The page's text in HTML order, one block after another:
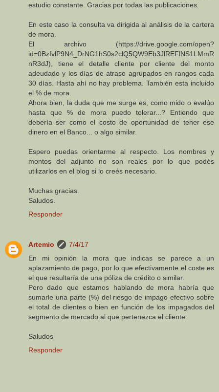
estudio constante. Gracias por todas las publicaciones.
En este caso la consulta va dirigida al análisis de la cartera
de mora.
El archivo (https://drive.google.com/open?
id=0BzfvlP9N4_DrNG1hS0s2clQ5QW9Eb3JlREFlNS1LMmR
nR3dJ), tiene el detalle cliente por cliente del monto
adeudado y los días de atraso agrupados en rangos cada
30 días. Hasta ahí no hay problema. También esta incluido
el % de mora.
Ahora bien, la duda que me surge es, como mido o evalúo
hasta que % de mora puedo tolerar...? Entiendo que
debería ser como el costo de oportunidad de tener ese
dinero en el Banco... o algo similar.
Espero puedas orientarme al respecto. Los nombres y
montos del adjunto no son reales por lo que podés
utilizarlos en el blog si lo creés necesario.
Muchas gracias.
Saludos.
Responder
Artemio
7/4/17
En mi opinión la mora que indicas se parece a un
aplazamiento de pago, por lo que efectivamente el coste es
el que resultaría de una póliza de crédito o similar.
Pero dado que estamos hablando de mora habría que
sumarle una parte (%) del riesgo de impago efectivo sobre
el total de clientes o bien en función de los impagados del
segmento de mercado al que pertenezca el cliente.
Saludos
Responder